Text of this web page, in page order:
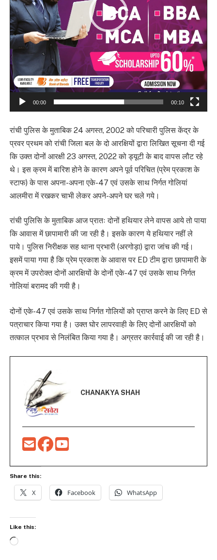
00:00 00:10
रांची पुलिस के मुताबिक 24 अगस्‍त, 2002 को परिचारी पुलिस केंद्र के
प्रवर प्रथम को रांची जिला बल के दो आरक्षियों द्वारा लिखित सूचना दी गई
कि उक्त दोनों आरक्षी 23 अगस्‍त, 2022 को ड्यूटी के बाद वापस लौट रहे
थे। इस क्रम में बारिश होने के कारण अपने पूर्व परिचित (प्रेम प्रकाश के
स्टाफ) के पास अपना-अपना एके-47 एवं उसके साथ निर्गत गोलियां
आलमीरा में रखकर चाभी लेकर अपने-अपने घर चले गये।
रांची पुलिसि के मुताबिक आज प्रातः दोनों हथियार लेने वापस आये तो पाया
कि आवास में छापामारी की जा रही है। इसके कारण ये हथियार नहीं ले
पाये। पुलिस निरीक्षक सह थाना प्रभारी (अरगोड़ा) द्वारा जांच की गई।
इसमें पाया गया है कि प्रेम प्रकाश के आवास पर ED टीम द्वारा छापामारी के
क्रम में उपरोक्त दोनों आरक्षियों के दोनों एके-47 एवं उसके साथ निर्गत
गोलियां बरामद की गयी है।
दोनों एके-47 एवं उसके साथ निर्गत गोलियों को प्राप्त करने के लिए ED से
पत्राचार किया गया है। उक्त घोर लापरवाही के लिए दोनों आरक्षियों को
तत्काल प्रभाव से निलंबित किया गया है। अग्रतर कार्रवाई की जा रही है।
CHANAKYA SHAH
Share this:
X Facebook WhatsApp
Like this:
Loading…